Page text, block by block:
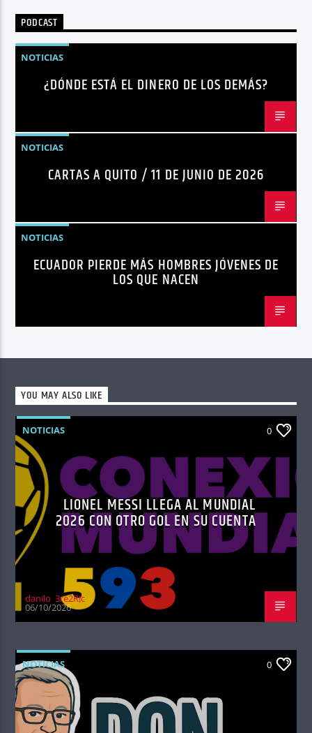
PODCAST
NOTICIAS
¿DÓNDE ESTÁ EL DINERO DE LOS DEMÁS?
NOTICIAS
CARTAS A QUITO / 11 DE JUNIO DE 2026
NOTICIAS
ECUADOR PIERDE MÁS HOMBRES JÓVENES DE
LOS QUE NACEN
YOU MAY ALSO LIKE
NOTICIAS 0
LIONEL MESSI LLEGA AL MUNDIAL
2026 CON OTRO GOL EN SU CUENTA
danilo_3re2RJc
06/10/2026
NOTICIAS 0